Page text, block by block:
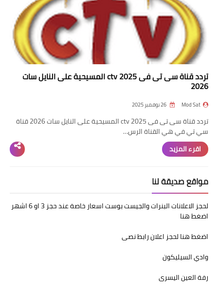
ترددات النايل سات
ترددات النايل سات
تردد قناة سى تى فى 2025 ctv المسيحية على النايل سات
2026
Mod Sat
تردد قناة سى تى فى 2025 ctv المسيحية على النايل سات 2026 قناة
سي تي في هي القناة الرس…
اقرء المزيد
مواقع صديقة لنا
لحجز الاعلانات البنرات والجيست بوست اسعار خاصة عند حجز 3 او 6 اشهر
اضغط هنا
اضغط هنا لحجز اعلان رابط نصى
وادي السيليكون
رفة العين اليسرى